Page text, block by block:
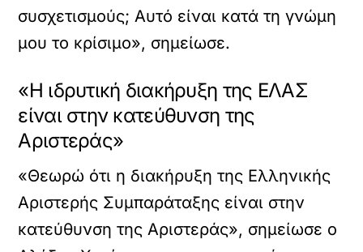
συσχετισμούς; Αυτό είναι κατά τη γνώμη
μου το κρίσιμο», σημείωσε.
«Η ιδρυτική διακήρυξη της ΕΛΑΣ
είναι στην κατεύθυνση της
Αριστεράς»
«Θεωρώ ότι η διακήρυξη της Ελληνικής
Αριστερής Συμπαράταξης είναι στην
κατεύθυνση της Αριστεράς», σημείωσε ο